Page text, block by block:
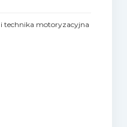
i technika motoryzacyjna